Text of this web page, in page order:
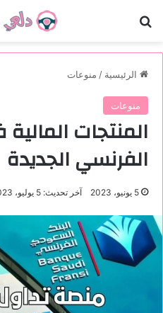
الرئيسية / منوعات
منوعات
المنتجات
الفرنسي الجديدة
5 يونيو، 2023 آخر تحديث: 5 يوليو، 2023